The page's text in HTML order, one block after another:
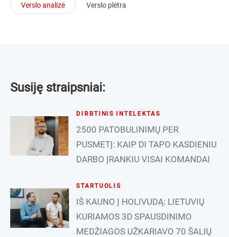
Verslo analizė Verslo plėtra
Susiję straipsniai:
DIRBTINIS INTELEKTAS
2500 PATOBULINIMŲ PER
PUSMETĮ: KAIP DI TAPO KASDIENIU
DARBO ĮRANKIU VISAI KOMANDAI
STARTUOLIS
IŠ KAUNO Į HOLIVUDĄ: LIETUVIŲ
KURIAMOS 3D SPAUSDINIMO
MEDŽIAGOS UŽKARIAVO 70 ŠALIŲ